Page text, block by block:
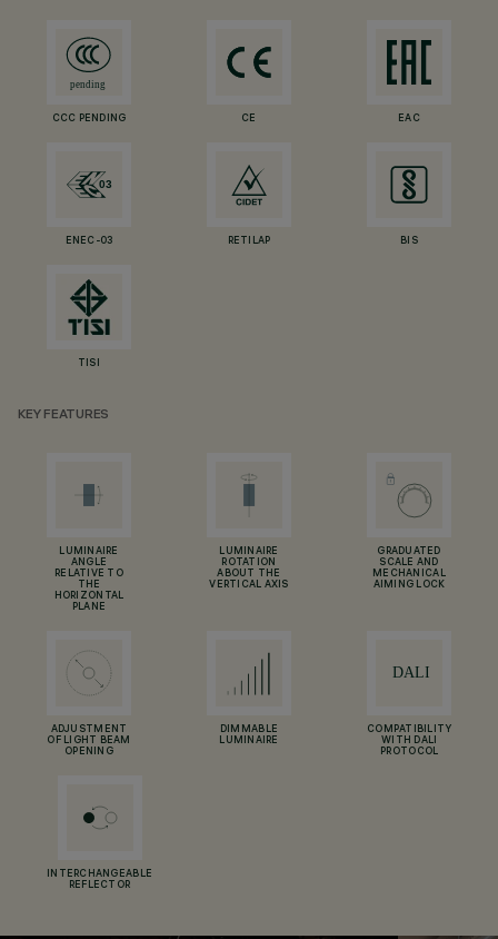
CCC PENDING CE EAC
ENEC-03 RETILAP BIS
TISI
KEY FEATURES
LUMINAIRE
ANGLE
RELATIVE TO
THE
HORIZONTAL
PLANE
LUMINAIRE
ROTATION
ABOUT THE
VERTICAL AXIS
GRADUATED
SCALE AND
MECHANICAL
AIMING LOCK
ADJUSTMENT
OF LIGHT BEAM
OPENING
DIMMABLE
LUMINAIRE
COMPATIBILITY
WITH DALI
PROTOCOL
INTERCHANGEABLE
REFLECTOR